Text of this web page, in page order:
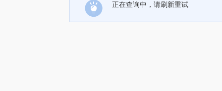
正在查询中，请刷新重试